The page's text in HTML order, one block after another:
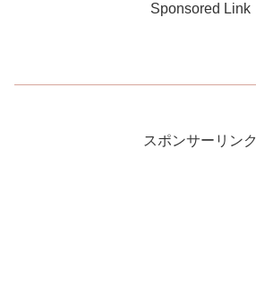
Sponsored Link
スポンサーリンク